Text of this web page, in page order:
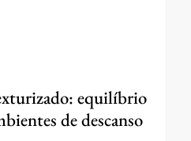
equilíbrio
de descanso